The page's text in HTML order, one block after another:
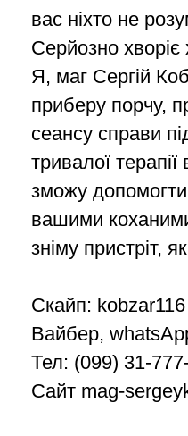
вас ніхто не
Серйозно хворіє
Я, маг Сергій
приберу порчу,
сеансу справи
тривалої
зможу допомогти
вашими
зніму пристріт,
Скайп: kobzar116
Вайбер,
Тел: (099) 31-
Сайт mag-